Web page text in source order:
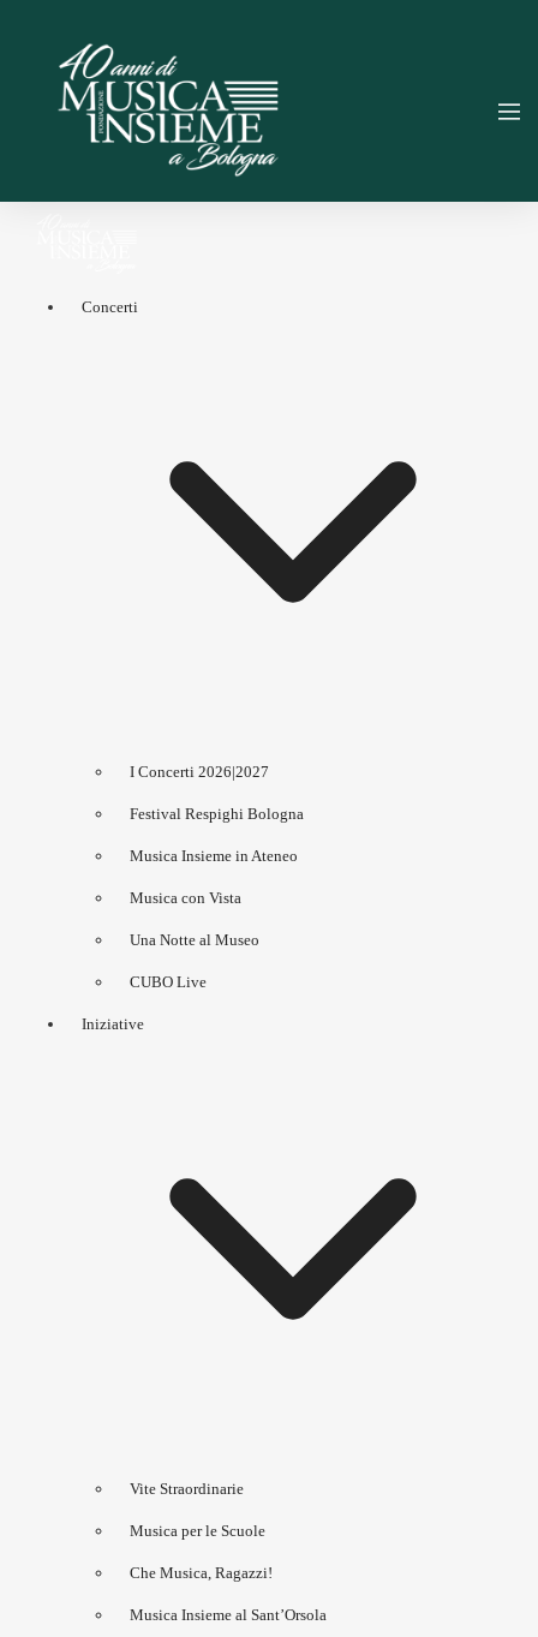
Concerti
I Concerti 2026|2027
Festival Respighi Bologna
Musica Insieme in Ateneo
Musica con Vista
Una Notte al Museo
CUBO Live
Iniziative
Vite Straordinarie
Musica per le Scuole
Che Musica, Ragazzi!
Musica Insieme al Sant’Orsola